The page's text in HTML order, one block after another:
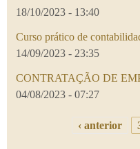
18/10/2023 - 13:40
Curso prático de
14/09/2023 - 23:35
CONTRATAÇÃO DE
04/08/2023 - 07:27
‹ anterior